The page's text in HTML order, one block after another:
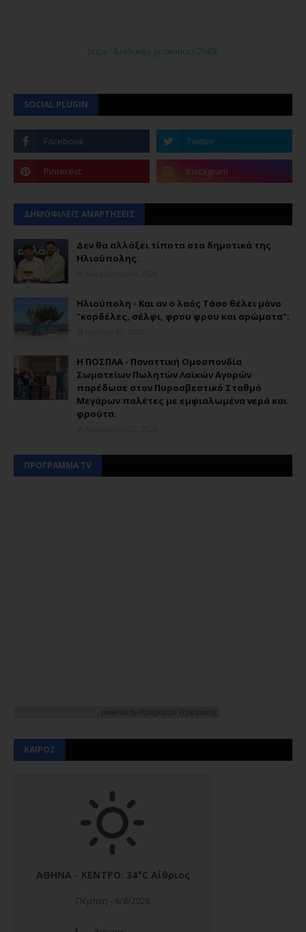
https://keybooks.gr/product/2049/
SOCIAL PLUGIN
ΔΗΜΟΦΙΛΕΙΣ ΑΝΑΡΤΗΣΕΙΣ
Δεν θα αλλάξει τίποτα στα δημοτικά της
Ηλιούπολης.
Ηλιούπολη - Και αν ο λαός Τάσο θέλει μόνο
"κορδέλες, σέλφι, φρου φρου και αρώματα";
Η ΠΟΣΠΛΑ - Παναττική Ομοσπονδία
Σωματείων Πωλητών Λαϊκών Αγορών
παρέδωσε στον Πυροσβεστικό Σταθμό
Μεγάρων παλέτες με εμφιαλωμένα νερά και
φρούτα.
ΠΡΟΓΡΑΜΜΑ TV
ΚΑΙΡΟΣ